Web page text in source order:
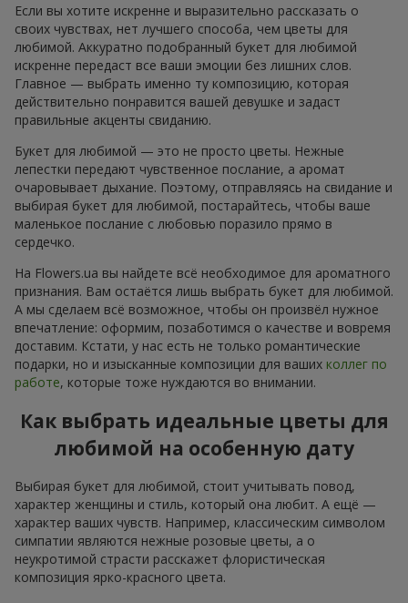
Если вы хотите искренне и выразительно рассказать о
своих чувствах, нет лучшего способа, чем цветы для
любимой. Аккуратно подобранный букет для любимой
искренне передаст все ваши эмоции без лишних слов.
Главное — выбрать именно ту композицию, которая
действительно понравится вашей девушке и задаст
правильные акценты свиданию.
Букет для любимой — это не просто цветы. Нежные
лепестки передают чувственное послание, а аромат
очаровывает дыхание. Поэтому, отправляясь на свидание и
выбирая букет для любимой, постарайтесь, чтобы ваше
маленькое послание с любовью поразило прямо в
сердечко.
На Flowers.ua вы найдете всё необходимое для ароматного
признания. Вам остаётся лишь выбрать букет для любимой.
А мы сделаем всё возможное, чтобы он произвёл нужное
впечатление: оформим, позаботимся о качестве и вовремя
доставим. Кстати, у нас есть не только романтические
подарки, но и изысканные композиции для ваших коллег по
работе, которые тоже нуждаются во внимании.
Как выбрать идеальные цветы для
любимой на особенную дату
Выбирая букет для любимой, стоит учитывать повод,
характер женщины и стиль, который она любит. А ещё —
характер ваших чувств. Например, классическим символом
симпатии являются нежные розовые цветы, а о
неукротимой страсти расскажет флористическая
композиция ярко-красного цвета.